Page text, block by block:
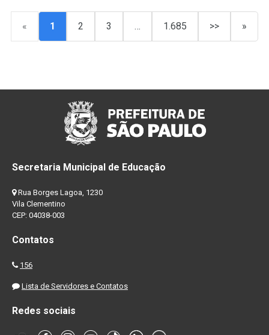
« 1 2 3 … 1.685 >> »
Secretaria Municipal de Educação
Rua Borges Lagoa, 1230
Vila Clementino
CEP: 04038-003
Contatos
156
Lista de Servidores e Contatos
Redes sociais